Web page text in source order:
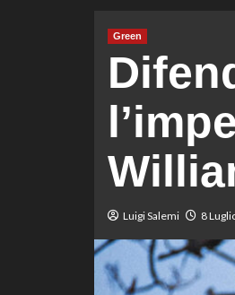
Green
Luigi Salemi 8